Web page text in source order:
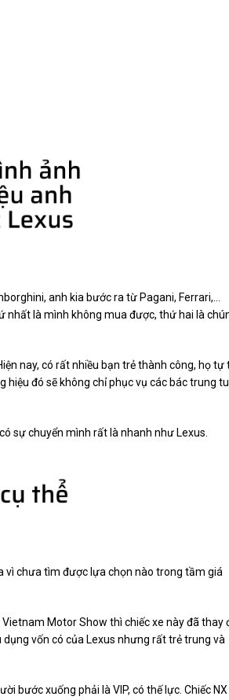
anh kia bước ra từ Pagani, Ferrari,...
nhất là mình không mua được, thứ hai là
nay, có rất nhiều bạn trẻ thành công, họ tự
đó sẽ không chỉ phục vụ các bác trung
sự chuyển mình rất là nhanh như Lexus.
vì chưa tìm được lựa chọn nào trong tầm giá
Motor Show thì chiếc xe này đã thay
vốn có của Lexus nhưng rất trẻ trung và
bước xuống phải là VIP, có thế lực. Chiếc NX